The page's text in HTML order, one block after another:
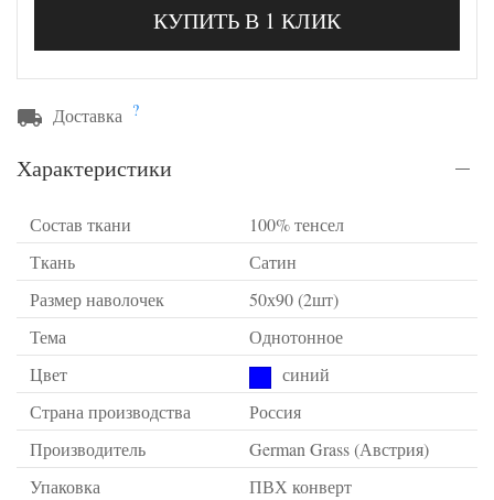
КУПИТЬ В 1 КЛИК
Доставка ?
Характеристики
Состав ткани
100% тенсел
Ткань
Сатин
Размер наволочек
50х90 (2шт)
Тема
Однотонное
Цвет
синий
Страна производства
Россия
Производитель
German Grass (Австрия)
Упаковка
ПВХ конверт